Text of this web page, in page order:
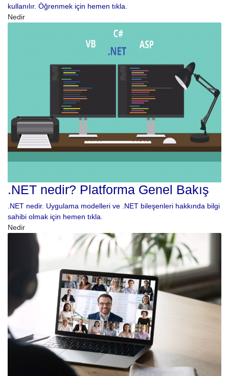
kullanılır. Öğrenmek için hemen tıkla.
Nedir
.NET nedir? Platforma Genel Bakış
.NET nedir. Uygulama modelleri ve .NET bileşenleri hakkında bilgi
sahibi olmak için hemen tıkla.
Nedir